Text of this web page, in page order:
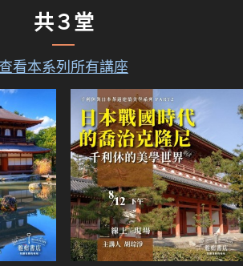
共３堂
查看本系列所有講座